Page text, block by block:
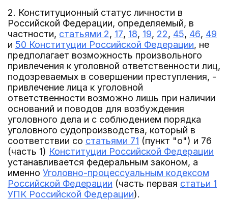
2. Конституционный статус личности в
Российской Федерации, определяемый, в
частности, статьями 2, 17, 18, 19, 22, 45, 46, 49
и 50 Конституции Российской Федерации, не
предполагает возможность произвольного
привлечения к уголовной ответственности лиц,
подозреваемых в совершении преступления, -
привлечение лица к уголовной
ответственности возможно лишь при наличии
оснований и поводов для возбуждения
уголовного дела и с соблюдением порядка
уголовного судопроизводства, который в
соответствии со статьями 71 (пункт "о") и 76
(часть 1) Конституции Российской Федерации
устанавливается федеральным законом, а
именно Уголовно-процессуальным кодексом
Российской Федерации (часть первая статьи 1
УПК Российской Федерации).